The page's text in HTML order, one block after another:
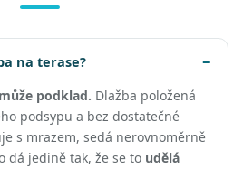
na terase?
podklad. Dlažba položená
podsypu a bez dostatečné
s mrazem, sedá nerovnoměrně
dá jedině tak, že se to udělá